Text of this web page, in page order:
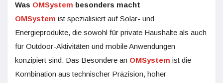
Was OMSystem besonders macht
OMSystem ist spezialisiert auf Solar- und
Energieprodukte, die sowohl für private Haushalte als auch
für Outdoor-Aktivitäten und mobile Anwendungen
konzipiert sind. Das Besondere an OMSystem ist die
Kombination aus technischer Präzision, hoher